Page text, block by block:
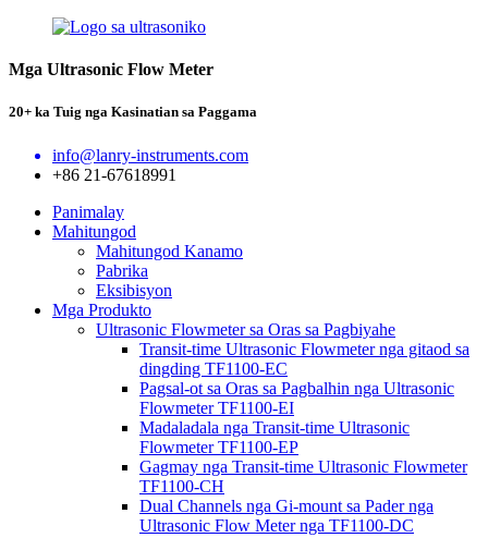
Mga Ultrasonic Flow Meter
20+ ka Tuig nga Kasinatian sa Paggama
info@lanry-instruments.com
+86 21-67618991
Panimalay
Mahitungod
Mahitungod Kanamo
Pabrika
Eksibisyon
Mga Produkto
Ultrasonic Flowmeter sa Oras sa Pagbiyahe
Transit-time Ultrasonic Flowmeter nga gitaod sa
dingding TF1100-EC
Pagsal-ot sa Oras sa Pagbalhin nga Ultrasonic
Flowmeter TF1100-EI
Madaladala nga Transit-time Ultrasonic
Flowmeter TF1100-EP
Gagmay nga Transit-time Ultrasonic Flowmeter
TF1100-CH
Dual Channels nga Gi-mount sa Pader nga
Ultrasonic Flow Meter nga TF1100-DC